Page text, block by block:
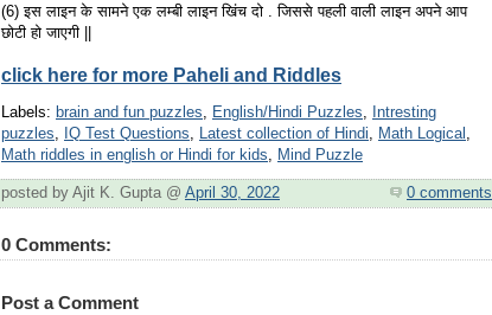
(6) इस लाइन के सामने एक लम्बी लाइन खिंच दो . जिससे पहली वाली लाइन अपने आप
छोटी हो जाएगी ||
click here for more Paheli and Riddles
Labels: brain and fun puzzles, English/Hindi Puzzles,
Intresting
puzzles, IQ Test Questions, Latest collection of Hindi, Math Logical ,
Math riddles in english or Hindi for kids, Mind Puzzle
posted by Ajit K. Gupta @ April 30, 2022 0 comments
0 Comments:
Post a Comment